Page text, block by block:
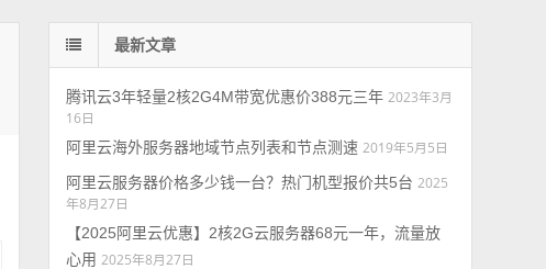
最新文章
腾讯云3年轻量2核2G4M带宽优惠价388元三年 2023年3月
16日
阿里云海外服务器地域节点列表和节点测速 2019年5月5日
阿里云服务器价格多少钱一台？热门机型报价共5台 2025
年8月27日
【2025阿里云优惠】2核2G云服务器68元一年，流量放
心用 2025年8月27日